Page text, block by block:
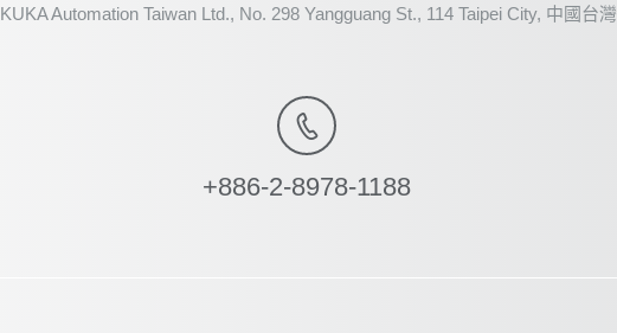
KUKA Automation Taiwan Ltd., No. 298 Yangguang St., 114 Taipei City, 中國台灣
+886-2-8978-1188